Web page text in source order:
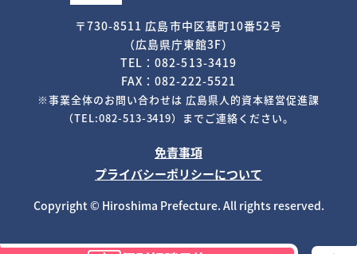
〒730-8511 広島市中区基町10番52号
（広島県庁東館3F）
TEL：082-513-3419
FAX：082-222-5521
※事業全体のお問い合わせは 広島県人的資本経営促進課
（TEL:082-513-3419）までご連絡ください。
免責事項
プライバシーポリシーについて
Copyright © Hiroshima Prefecture. All rights reserved.